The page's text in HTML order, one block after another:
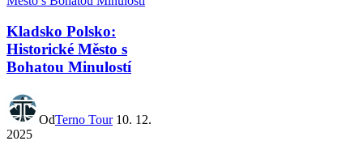
Kladsko Polsko:
Historické Město s
Bohatou Minulostí
OdTerno Tour 10. 12.
2025